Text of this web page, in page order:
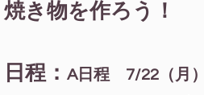
焼き物を作ろう！
日程： A日程 7/22（月